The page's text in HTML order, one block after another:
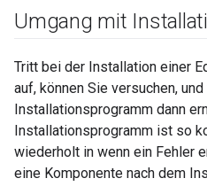
Umgang mit
Tritt bei der Installation einer
auf, können Sie versuchen,
Installationsprogramm dann
Installationsprogramm ist so
wiederholt in wenn ein Fehler
eine Komponente nach dem